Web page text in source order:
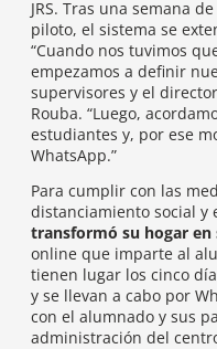
JRS. Tras una semana
piloto, el sistema se
“Cuando nos tuvimos
empezamos a definir
supervisores y el
Rouba. “Luego,
estudiantes y, por ese
WhatsApp.”
Para cumplir con las
distanciamiento social y
transformó su hogar en
online que imparte al
tienen lugar los cinco
y se llevan a cabo por
con el alumnado y sus
administración del